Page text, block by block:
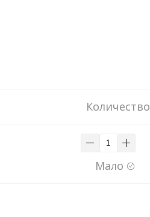
Количество
Мало